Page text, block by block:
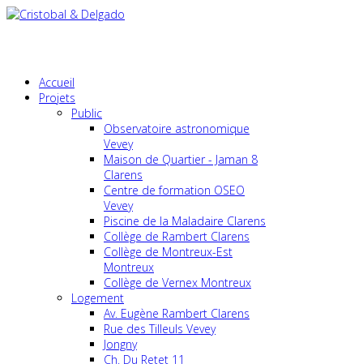
Accueil
Projets
Public
Observatoire astronomique
Vevey
Maison de Quartier - Jaman 8
Clarens
Centre de formation OSEO
Vevey
Piscine de la Maladaire Clarens
Collège de Rambert Clarens
Collège de Montreux-Est
Montreux
Collège de Vernex Montreux
Logement
Av. Eugène Rambert Clarens
Rue des Tilleuls Vevey
Jongny
Ch. Du Retet 11